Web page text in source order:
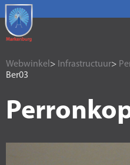
Webwinkel > Infrastructuur>
Ber03